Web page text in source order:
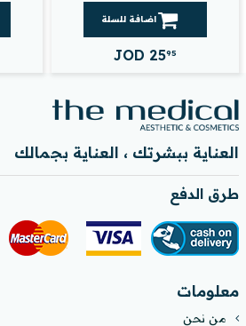
اضافة للسلة
JOD 2595
العناية ببشرتك ، العناية بجمالك
طرق الدفع
معلومات
من نحن